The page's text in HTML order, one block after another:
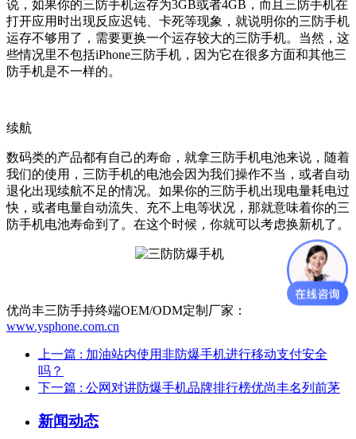
说，如果你的三防手机运存为3GB或者4GB，而且三防手机在
打开应用时出现反应迟钝、卡死等现象，就说明你的三防手机
运存不够用了，需要更换一个运存较大的三防手机。当然，这
些情况里不包括iPhone三防手机，因为它在很多方面和其他三
防手机是不一样的。
续航
数码类的产品都有自己的寿命，就拿三防手机电池来说，随着
我们的使用，三防手机的电池会因为我们操作不当，或者自动
退化出现续航不足的情况。如果你的三防手机出现电量耗电过
快，或者电量自动流失、充不上电等状况，那就意味着你的三
防手机电池寿命到了。在这个时候，你就可以考虑换新机了。
优尚丰三防手持终端OEM/ODM定制厂家：
www.ysphone.com.cn
上一篇 : 加油站内使用非防爆手机进行移动支付安全
吗？
下一篇 : 公网对讲防爆手机品牌排行榜优尚丰名列前茅
新闻动态